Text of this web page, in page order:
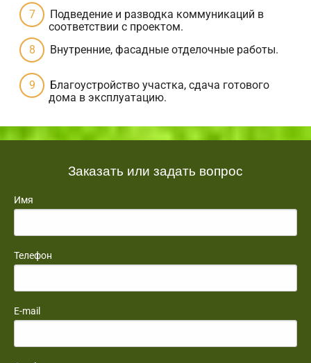
Подведение и разводка коммуникаций в
соответствии с проектом.
Внутренние, фасадные отделочные работы.
Благоустройство участка, сдача готового
дома в эксплуатацию.
Заказать или задать вопрос
Имя
Телефон
E-mail